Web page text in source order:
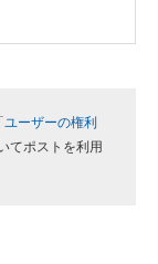
ユーザーの権利
てポストを利用